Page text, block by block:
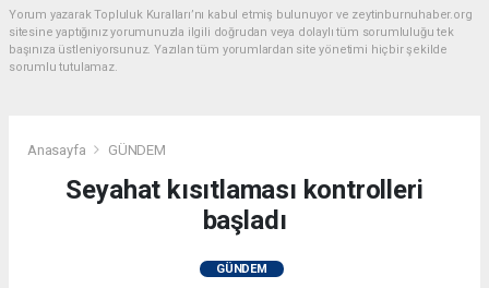
Yorum yazarak Topluluk Kuralları’nı kabul etmiş bulunuyor ve zeytinburnuhaber.org
sitesine yaptığınız yorumunuzla ilgili doğrudan veya dolaylı tüm sorumluluğu tek
başınıza üstleniyorsunuz. Yazılan tüm yorumlardan site yönetimi hiçbir şekilde
sorumlu tutulamaz.
Anasayfa GÜNDEM
Seyahat kısıtlaması kontrolleri
başladı
GÜNDEM